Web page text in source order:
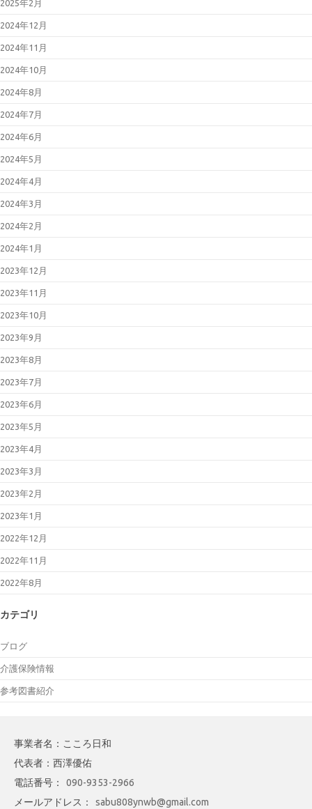
2025年2月
2024年12月
2024年11月
2024年10月
2024年8月
2024年7月
2024年6月
2024年5月
2024年4月
2024年3月
2024年2月
2024年1月
2023年12月
2023年11月
2023年10月
2023年9月
2023年8月
2023年7月
2023年6月
2023年5月
2023年4月
2023年3月
2023年2月
2023年1月
2022年12月
2022年11月
2022年8月
カテゴリ
ブログ
介護保険情報
参考図書紹介
事業者名：こころ日和
代表者：西澤優佑
電話番号：
090-9353-2966
メールアドレス：
sabu808ynwb@gmail.com